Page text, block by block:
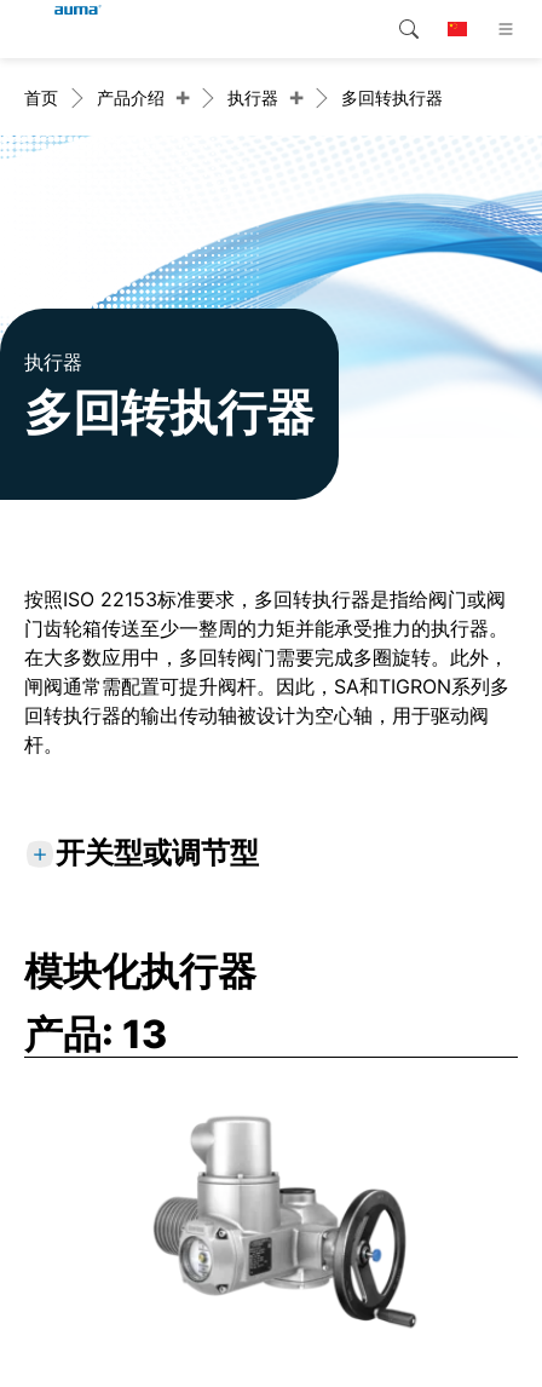
产品介绍
服务支持
公司简介
联系我们
Global
北美
搜索
首页 产品介绍 + 执行器 + 多回转执行器
执行器
多回转执行器
按照ISO 22153标准要求，多回转执行器是指给阀门或阀
门齿轮箱传送至少一整周的力矩并能承受推力的执行器。
在大多数应用中，多回转阀门需要完成多圈旋转。此外，
闸阀通常需配置可提升阀杆。因此，SA和TIGRON系列多
回转执行器的输出传动轴被设计为空心轴，用于驱动阀
杆。
开关型或调节型
B类：微调/定位调节型。执行器有时需要驱动阀
门到任何位置（全开、中途位置和全关）。
C类：调整/调节型。执行器频繁驱动阀门到全开
：连续调节型。执行器连续驱动阀门到全开和
全关之间的任何位置。
模块化执行器
产品: 13